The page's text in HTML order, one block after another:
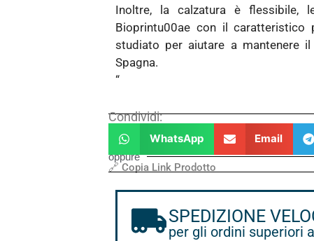
Inoltre, la calzatura è flessibile,
Bioprintu00ae con il caratteristico
studiato per aiutare a mantenere
Spagna.
“
Condividi:
WhatsApp Email
oppure
🔗 Copia Link Prodotto
SPEDIZIONE
per gli ordini superiori